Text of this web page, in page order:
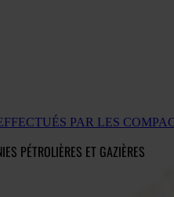
PAR LES
PÉTROLIÈRES ET GAZIÈRES